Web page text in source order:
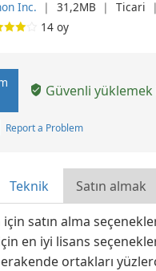
Inc. ❘ 31,2MB ❘ Ticari
14 oy
Güvenli yüklemek
Report a Problem
Teknik Satın almak
için satın alma
en iyi lisans
ortakları